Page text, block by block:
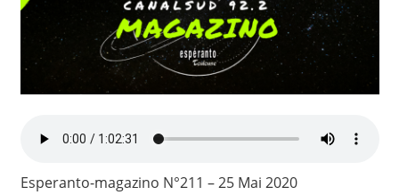
Esperanto-magazino N°211 – 25 Mai 2020